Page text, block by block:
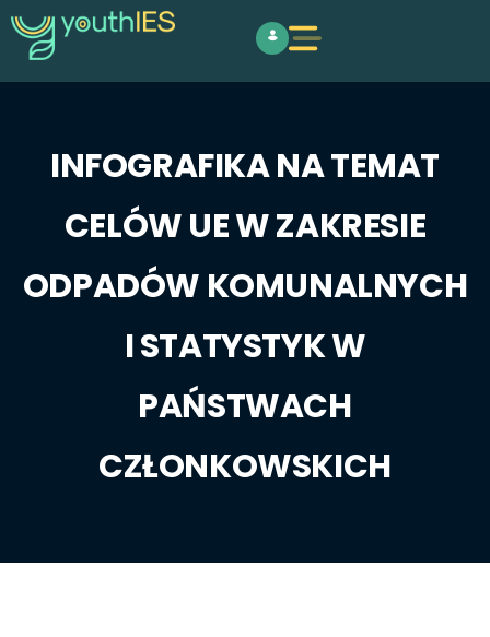
INFOGRAFIKA NA TEMAT
CELÓW UE W ZAKRESIE
ODPADÓW KOMUNALNYCH
I STATYSTYK W
PAŃSTWACH
CZŁONKOWSKICH